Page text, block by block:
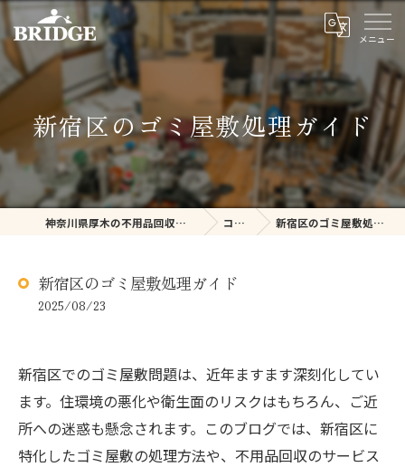
新宿区のゴミ屋敷処理ガイド
神奈川県厚木の不用品回収ならBRIDGE コラム 新宿区のゴミ屋敷処理ガイド
新宿区のゴミ屋敷処理ガイド
2025/08/23
新宿区でのゴミ屋敷問題は、近年ますます深刻化してい
ます。住環境の悪化や衛生面のリスクはもちろん、ご近
所への迷惑も懸念されます。このブログでは、新宿区に
特化したゴミ屋敷の処理方法や、不用品回収のサービス